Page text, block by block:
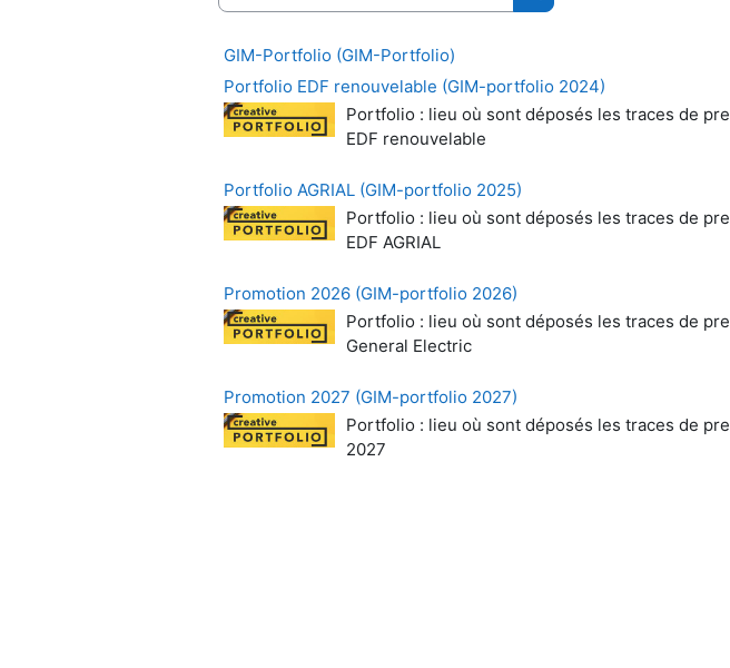
Rechercher des cours
GIM-Portfolio (GIM-Portfolio)
Portfolio EDF renouvelable (GIM-portfolio 2024)
Portfolio : lieu où sont déposés les traces de
EDF renouvelable
Portfolio AGRIAL (GIM-portfolio 2025)
Portfolio : lieu où sont déposés les traces de
EDF AGRIAL
Promotion 2026 (GIM-portfolio 2026)
Portfolio : lieu où sont déposés les traces de
General Electric
Promotion 2027 (GIM-portfolio 2027)
Portfolio : lieu où sont déposés les traces de
2027